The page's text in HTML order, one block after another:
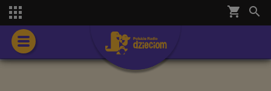
shopping_cart 
